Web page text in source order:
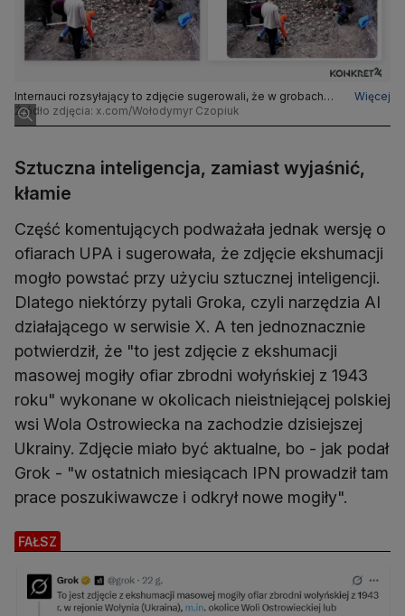
Internauci rozsyłający to zdjęcie sugerowali, że w grobach
leżą ofiary UPA
Więcej
Źródło zdjęcia: x.com/Wołodymyr Czopiuk
Sztuczna inteligencja, zamiast wyjaśnić,
kłamie
Część komentujących podważała jednak wersję o
ofiarach UPA i sugerowała, że zdjęcie ekshumacji
mogło powstać przy użyciu sztucznej inteligencji.
Dlatego niektórzy pytali Groka, czyli narzędzia AI
działającego w serwisie X. A ten jednoznacznie
potwierdził, że "to jest zdjęcie z ekshumacji
masowej mogiły ofiar zbrodni wołyńskiej z 1943
roku" wykonane w okolicach nieistniejącej polskiej
wsi Wola Ostrowiecka na zachodzie dzisiejszej
Ukrainy. Zdjęcie miało być aktualne, bo - jak podał
Grok - "w ostatnich miesiącach IPN prowadził tam
prace poszukiwawcze i odkrył nowe mogiły".
FAŁSZ